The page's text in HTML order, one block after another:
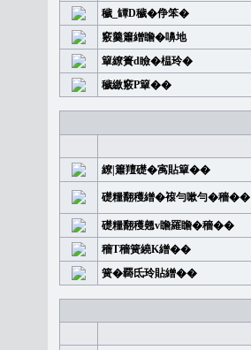
穢_罈D穢�鿇笨�
竅羹簫繒瞻�嚊地
簞繚簣d瞼�榅玲�
穢繳竅P簞��
繚|簫羶礎�㝢貼簞��
礎糧翻穫繒�䙛勻嗽勻�穡��
礎糧翻穫翹v瞻羅瞻�穡��
穡T穡簧繞K繒��
簧�覉氐玲貼繒��